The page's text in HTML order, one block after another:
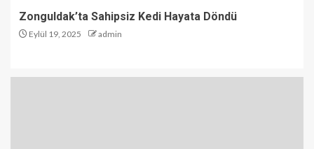
Zonguldak’ta Sahipsiz Kedi Hayata Döndü
Eylül 19, 2025 admin